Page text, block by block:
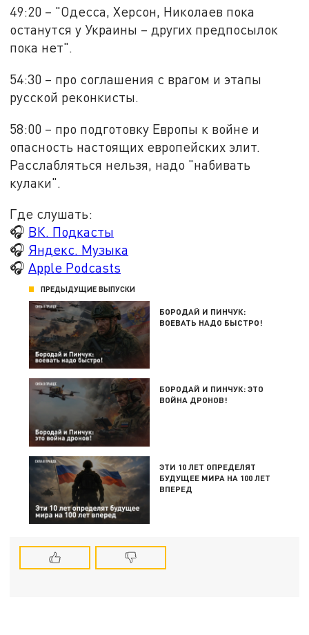
49:20 – "Одесса, Херсон, Николаев пока
останутся у Украины – других предпосылок
пока нет".
54:30 – про соглашения с врагом и этапы
русской реконкисты.
58:00 – про подготовку Европы к войне и
опасность настоящих европейских элит.
Расслабляться нельзя, надо "набивать
кулаки".
Где слушать:
🎧 ВК. Подкасты
🎧 Яндекс. Музыка
🎧Apple Podcasts
ПРЕДЫДУЩИЕ ВЫПУСКИ
БОРОДАЙ И ПИНЧУК:
ВОЕВАТЬ НАДО БЫСТРО!
БОРОДАЙ И ПИНЧУК: ЭТО
ВОЙНА ДРОНОВ!
ЭТИ 10 ЛЕТ ОПРЕДЕЛЯТ
БУДУЩЕЕ МИРА НА 100 ЛЕТ
ВПЕРЕД